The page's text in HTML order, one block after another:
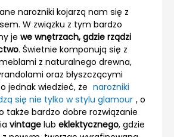
narożniki kojarzą nam się z
W związku z tym bardzo
je we wnętrzach, gdzie rządzi
. Świetnie komponują się z
z naturalnego drewna,
oraz błyszczącymi
jednak wiedzieć, że narożniki
się nie tylko w stylu glamour , o
także bardzo dobre rozwiązanie
vintage lub eklektycznego, gdzie